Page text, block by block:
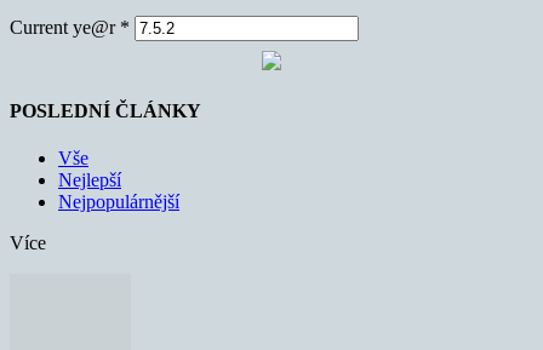
Current ye@r *
POSLEDNÍ ČLÁNKY
Vše
Nejlepší
Nejpopulárnější
Více